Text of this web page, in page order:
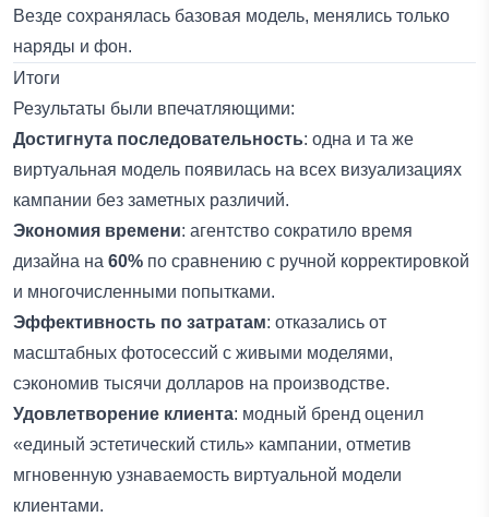
Везде сохранялась базовая модель, менялись только
наряды и фон.
Итоги
Результаты были впечатляющими:
Достигнута последовательность: одна и та же
виртуальная модель появилась на всех визуализациях
кампании без заметных различий.
Экономия времени: агентство сократило время
дизайна на 60% по сравнению с ручной корректировкой
и многочисленными попытками.
Эффективность по затратам: отказались от
масштабных фотосессий с живыми моделями,
сэкономив тысячи долларов на производстве.
Удовлетворение клиента: модный бренд оценил
«единый эстетический стиль» кампании, отметив
мгновенную узнаваемость виртуальной модели
клиентами.